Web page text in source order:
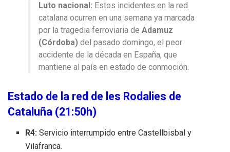
Luto nacional: Estos incidentes en la red
catalana ocurren en una semana ya marcada
por la tragedia ferroviaria de Adamuz
(Córdoba) del pasado domingo, el peor
accidente de la década en España, que
mantiene al país en estado de conmoción.
Estado de la red de les Rodalies de
Cataluña (21:50h)
R4: Servicio interrumpido entre Castellbisbal y
Vilafranca.